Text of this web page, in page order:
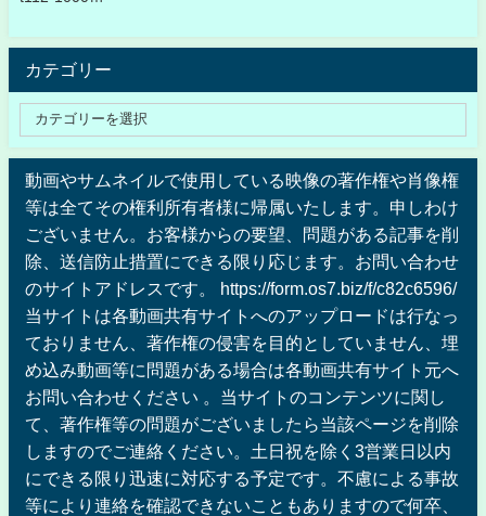
カテゴリー
動画やサムネイルで使用している映像の著作権や肖像権
等は全てその権利所有者様に帰属いたします。申しわけ
ございません。お客様からの要望、問題がある記事を削
除、送信防止措置にできる限り応じます。お問い合わせ
のサイトアドレスです。 https://form.os7.biz/f/c82c6596/
当サイトは各動画共有サイトへのアップロードは行なっ
ておりません、著作権の侵害を目的としていません、埋
め込み動画等に問題がある場合は各動画共有サイト元へ
お問い合わせください 。当サイトのコンテンツに関し
て、著作権等の問題がございましたら当該ページを削除
しますのでご連絡ください。土日祝を除く3営業日以内
にできる限り迅速に対応する予定です。不慮による事故
等により連絡を確認できないこともありますので何卒、